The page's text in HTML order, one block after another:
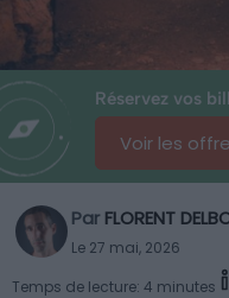
Réservez vos
Voir les
Par FLORENT
Le 27 mai, 2026
Temps de lecture: 4 minutes